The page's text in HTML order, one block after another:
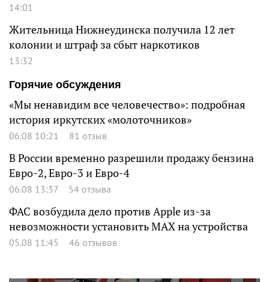
14:01
Жительница Нижнеудинска получила 12 лет
колонии и штраф за сбыт наркотиков
13:32
Горячие обсуждения
«Мы ненавидим все человечество»: подробная
история иркутских «молоточников»
06.08 10:21 81 отзыв
В России временно разрешили продажу бензина
Евро-2, Евро-3 и Евро-4
06.08 13:37 54 отзыва
ФАС возбудила дело против Apple из-за
невозможности установить MAX на устройства
05.08 11:45 46 отзывов